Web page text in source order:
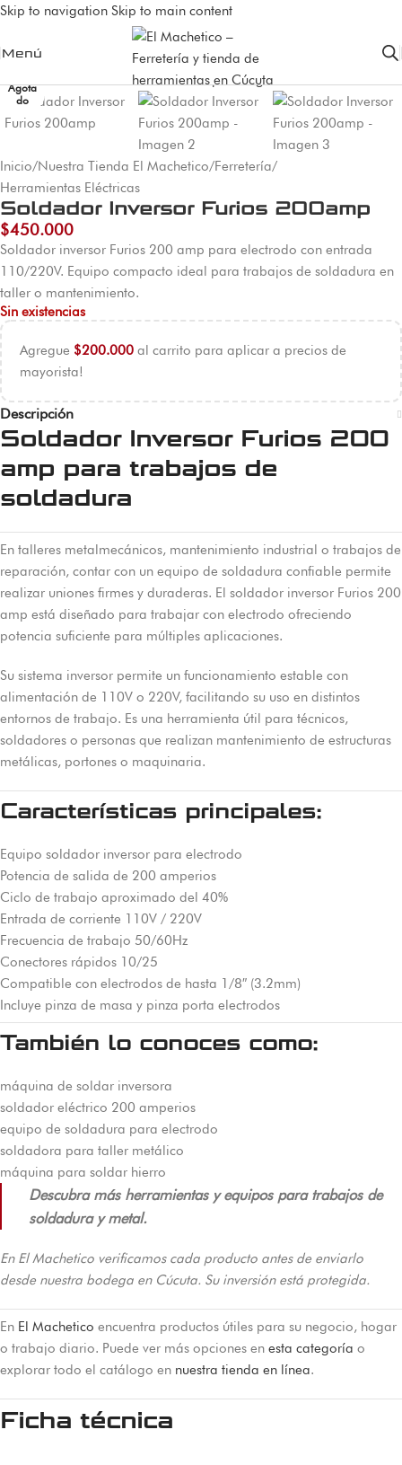
Skip to navigation Skip to main content
Menú
Agota
do
Inicio/Nuestra Tienda El Machetico/Ferretería/
Herramientas Eléctricas
Soldador Inversor Furios 200amp
$450.000
Soldador inversor Furios 200 amp para electrodo con entrada
110/220V. Equipo compacto ideal para trabajos de soldadura en
taller o mantenimiento.
Sin existencias
Agregue $200.000 al carrito para aplicar a precios de
mayorista!
Descripción
Soldador Inversor Furios 200
amp para trabajos de
soldadura
En talleres metalmecánicos, mantenimiento industrial o trabajos de
reparación, contar con un equipo de soldadura confiable permite
realizar uniones firmes y duraderas. El soldador inversor Furios 200
amp está diseñado para trabajar con electrodo ofreciendo
potencia suficiente para múltiples aplicaciones.
Su sistema inversor permite un funcionamiento estable con
alimentación de 110V o 220V, facilitando su uso en distintos
entornos de trabajo. Es una herramienta útil para técnicos,
soldadores o personas que realizan mantenimiento de estructuras
metálicas, portones o maquinaria.
Características principales:
Equipo soldador inversor para electrodo
Potencia de salida de 200 amperios
Ciclo de trabajo aproximado del 40%
Entrada de corriente 110V / 220V
Frecuencia de trabajo 50/60Hz
Conectores rápidos 10/25
Compatible con electrodos de hasta 1/8″ (3.2mm)
Incluye pinza de masa y pinza porta electrodos
También lo conoces como:
máquina de soldar inversora
soldador eléctrico 200 amperios
equipo de soldadura para electrodo
soldadora para taller metálico
máquina para soldar hierro
Descubra más herramientas y equipos para trabajos de
soldadura y metal.
En El Machetico verificamos cada producto antes de enviarlo
desde nuestra bodega en Cúcuta. Su inversión está protegida.
En El Machetico encuentra productos útiles para su negocio, hogar
o trabajo diario. Puede ver más opciones en esta categoría o
explorar todo el catálogo en nuestra tienda en línea.
Ficha técnica